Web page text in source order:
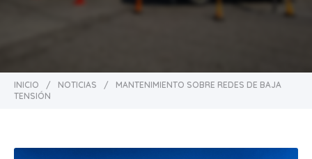
INICIO / NOTICIAS /
MANTENIMIENTO SOBRE REDES DE BAJA
TENSIÓN